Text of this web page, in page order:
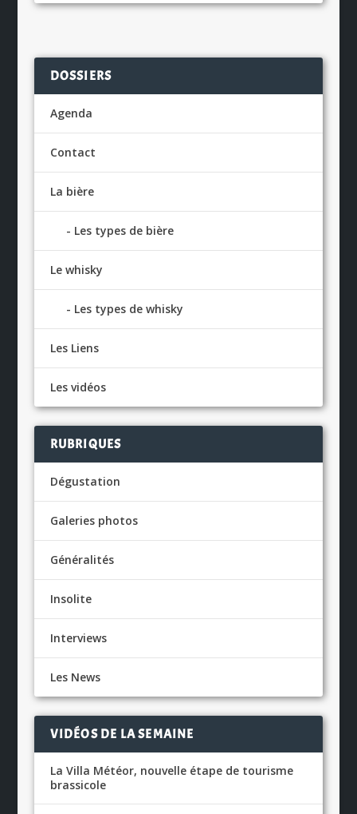
DOSSIERS
Agenda
Contact
La bière
Les types de bière
Le whisky
Les types de whisky
Les Liens
Les vidéos
RUBRIQUES
Dégustation
Galeries photos
Généralités
Insolite
Interviews
Les News
VIDÉOS DE LA SEMAINE
La Villa Météor, nouvelle étape de tourisme
brassicole